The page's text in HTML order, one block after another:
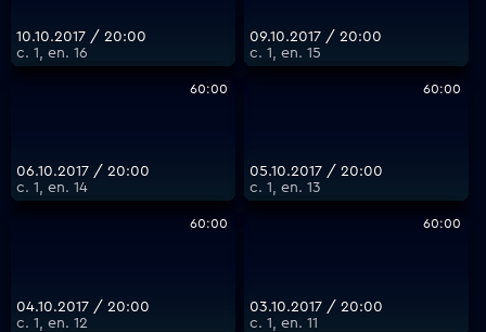
10.10.2017 / 20:00
с. 1, еп. 16
09.10.2017 / 20:00
с. 1, еп. 15
60:00
06.10.2017 / 20:00
с. 1, еп. 14
60:00
05.10.2017 / 20:00
с. 1, еп. 13
60:00
04.10.2017 / 20:00
с. 1, еп. 12
60:00
03.10.2017 / 20:00
с. 1, еп. 11